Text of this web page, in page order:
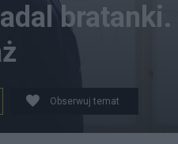
Obserwuj temat